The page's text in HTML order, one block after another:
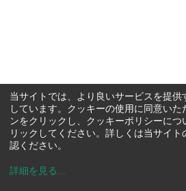
当サイトでは、より良いサービスを提供
しています。クッキーの使用に同意い
ンをクリックし、クッキーポリシーにつ
リックしてください。詳しくは当サイト
認ください。
詳細を見る ...